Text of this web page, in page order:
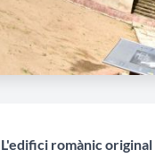
L'edifici romànic